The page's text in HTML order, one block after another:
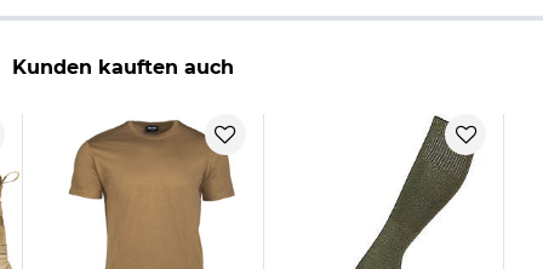
Kunden kauften auch